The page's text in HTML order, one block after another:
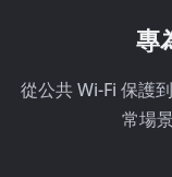
專
從公共 Wi-Fi 保護
常場